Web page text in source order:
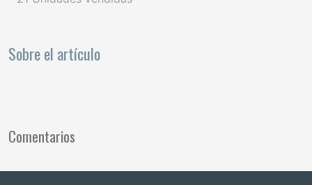
Sobre el artículo
Comentarios